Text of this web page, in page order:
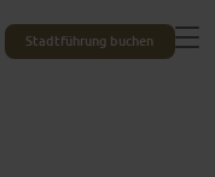
Stadtführung buchen